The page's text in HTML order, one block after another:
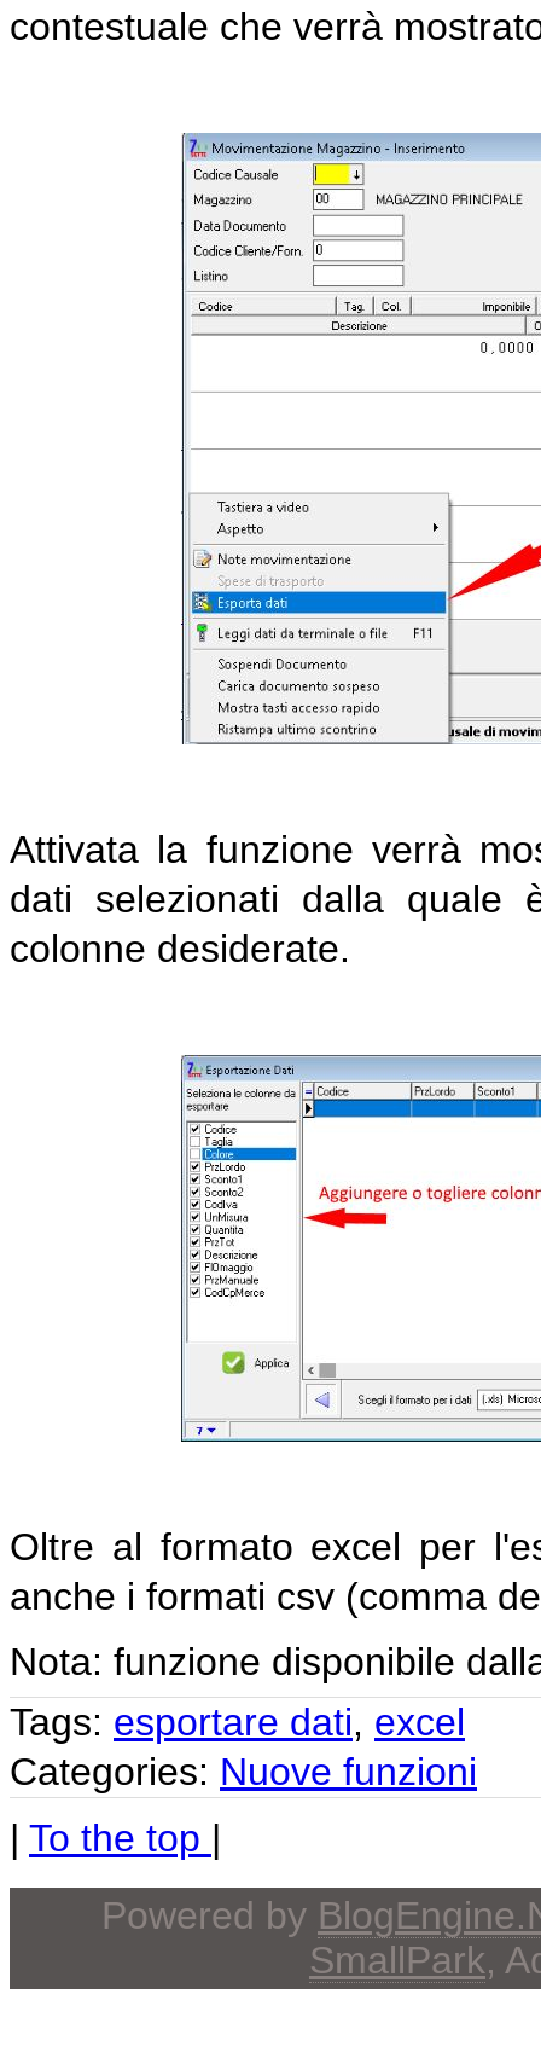
contestuale che verrà
Attivata la funzione verrà
dati selezionati dalla quale
colonne desiderate.
Oltre al formato excel per
anche i formati csv (comma
Nota: funzione disponibile
Tags: esportare dati, excel
Categories: Nuove funzioni
| To the top |
Powered by
SmallPark,